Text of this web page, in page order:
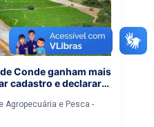
Conde ganham mais
cadastro e declarar
Agropecuária e Pesca -